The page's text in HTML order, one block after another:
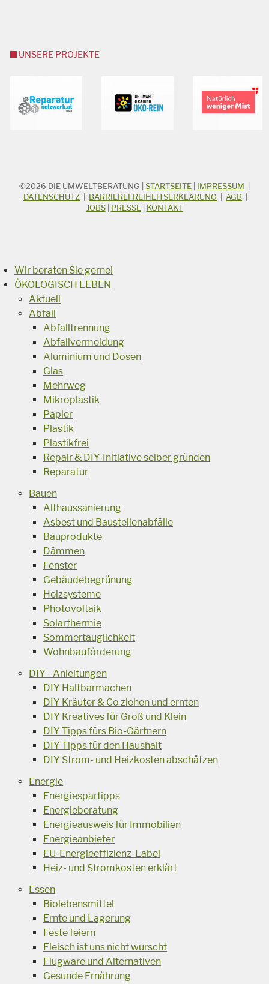
UNSERE PROJEKTE
STICHWORTSUCHE
Suchbegriff
©2026 DIE UMWELTBERATUNG STARTSEITE IMPRESSUM
DATENSCHUTZ
BARRIEREFREIHEITSERKLÄRUNG AGB
JOBS| PRESSE| KONTAKT
Wir beraten Sie gerne!
ÖKOLOGISCH LEBEN
Aktuell
Abfall
Abfalltrennung
Abfallvermeidung
Aluminium und Dosen
Glas
Mehrweg
Mikroplastik
Papier
Plastik
Plastikfrei
Repair & DIY-Initiative selber gründen
Reparatur
Bauen
Althaussanierung
Asbest und Baustellenabfälle
Bauprodukte
Dämmen
Fenster
Gebäudebegrünung
Heizsysteme
Photovoltaik
Solarthermie
Sommertauglichkeit
Wohnbauförderung
DIY - Anleitungen
DIY Haltbarmachen
DIY Kräuter & Co ziehen und ernten
DIY Kreatives für Groß und Klein
DIY Tipps fürs Bio-Gärtnern
DIY Tipps für den Haushalt
DIY Strom- und Heizkosten abschätzen
Energie
Energiespartipps
Energieberatung
Energieausweis für Immobilien
Energieanbieter
EU-Energieeffizienz-Label
Heiz- und Stromkosten erklärt
Essen
Biolebensmittel
Ernte und Lagerung
Feste feiern
Fleisch ist uns nicht wurscht
Flugware und Alternativen
Gesunde Ernährung